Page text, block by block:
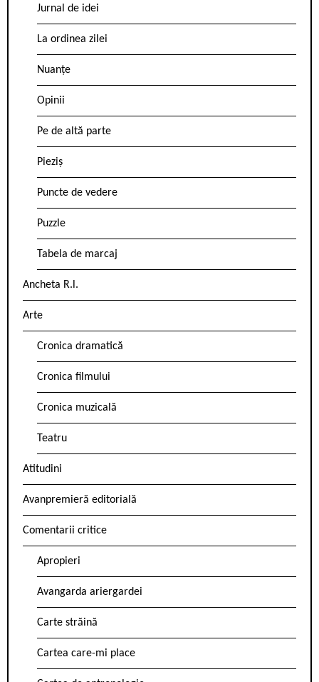
Jurnal de idei
La ordinea zilei
Nuanțe
Opinii
Pe de altă parte
Pieziș
Puncte de vedere
Puzzle
Tabela de marcaj
Ancheta R.l.
Arte
Cronica dramatică
Cronica filmului
Cronica muzicală
Teatru
Atitudini
Avanpremieră editorială
Comentarii critice
Apropieri
Avangarda ariergardei
Carte străină
Cartea care-mi place